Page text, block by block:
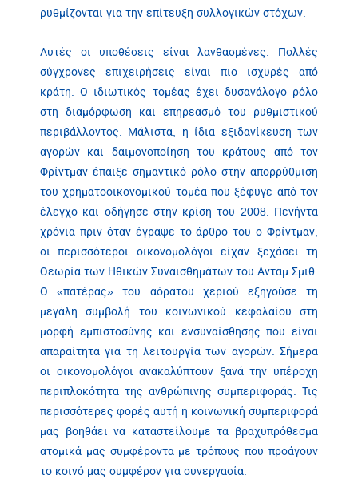
ρυθμίζονται για την επίτευξη συλλογικών στόχων.
Αυτές οι υποθέσεις είναι λανθασμένες. Πολλές
σύγχρονες επιχειρήσεις είναι πιο ισχυρές από
κράτη. Ο ιδιωτικός τομέας έχει δυσανάλογο ρόλο
στη διαμόρφωση και επηρεασμό του ρυθμιστικού
περιβάλλοντος. Μάλιστα, η ίδια εξιδανίκευση των
αγορών και δαιμονοποίηση του κράτους από τον
Φρίντμαν έπαιξε σημαντικό ρόλο στην απορρύθμιση
του χρηματοοικονομικού τομέα που ξέφυγε από τον
έλεγχο και οδήγησε στην κρίση του 2008. Πενήντα
χρόνια πριν όταν έγραψε το άρθρο του ο Φρίντμαν,
οι περισσότεροι οικονομολόγοι είχαν ξεχάσει τη
Θεωρία των Ηθικών Συναισθημάτων του Ανταμ Σμιθ.
Ο «πατέρας» του αόρατου χεριού εξηγούσε τη
μεγάλη συμβολή του κοινωνικού κεφαλαίου στη
μορφή εμπιστοσύνης και ενσυναίσθησης που είναι
απαραίτητα για τη λειτουργία των αγορών. Σήμερα
οι οικονομολόγοι ανακαλύπτουν ξανά την υπέροχη
περιπλοκότητα της ανθρώπινης συμπεριφοράς. Τις
περισσότερες φορές αυτή η κοινωνική συμπεριφορά
μας βοηθάει να καταστείλουμε τα βραχυπρόθεσμα
ατομικά μας συμφέροντα με τρόπους που προάγουν
το κοινό μας συμφέρον για συνεργασία.